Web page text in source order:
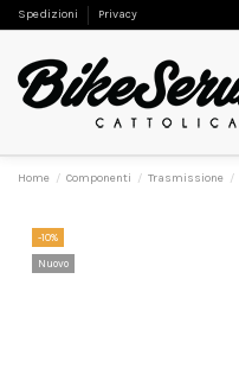
Spedizioni Privacy
Home Componenti Trasmissione
-10%
Nuovo